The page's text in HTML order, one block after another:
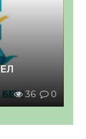
36 0